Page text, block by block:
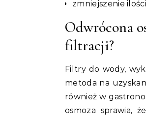
zmniejszenie
Odwrócona
filtracji?
Filtry do wody,
metoda na
również w
osmoza sprawia,